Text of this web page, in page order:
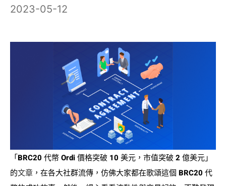
2023-05-12
「BRC20 代幣 Ordi 價格突破 10 美元，市值突破 2 億美元」
的文章 ，在各大社群流傳，仿佛大家都在歌頌這個 BRC20 代